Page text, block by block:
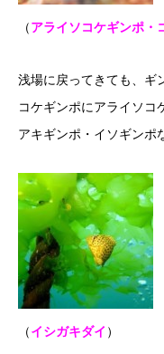
（アライソコケギンポ・
浅場に戻ってきても、ギ
コケギンポにアライソコ
アキギンポ・イソギンポ
（イシガキダイ ）